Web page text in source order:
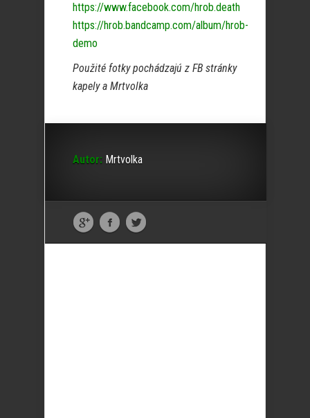
https://www.facebook.com/hrob.death
https://hrob.bandcamp.com/album/hrob-
demo
Použité fotky pochádzajú z FB stránky
kapely a Mrtvolka
Autor: Mrtvolka